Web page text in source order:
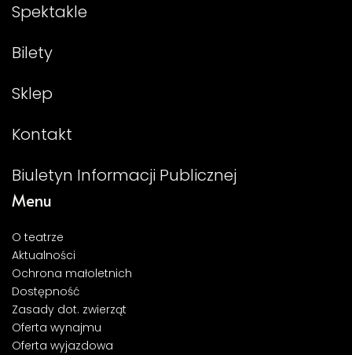
Spektakle
Bilety
Sklep
Kontakt
Biuletyn Informacji Publicznej
Menu
O teatrze
Aktualności
Ochrona małoletnich
Dostępność
Zasady dot. zwierząt
Oferta wynajmu
Oferta wyjazdowa